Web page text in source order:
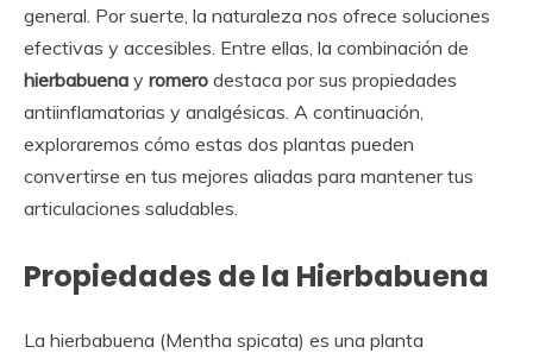
general. Por suerte, la naturaleza nos ofrece soluciones
efectivas y accesibles. Entre ellas, la combinación de
hierbabuena y romero destaca por sus propiedades
antiinflamatorias y analgésicas. A continuación,
exploraremos cómo estas dos plantas pueden
convertirse en tus mejores aliadas para mantener tus
articulaciones saludables.
Propiedades de la Hierbabuena
La hierbabuena (Mentha spicata) es una planta